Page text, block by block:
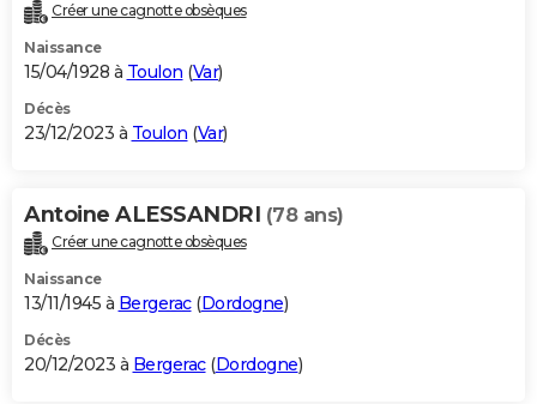
Créer une cagnotte obsèques
Naissance
15/04/1928 à Toulon (Var)
Décès
23/12/2023 à Toulon (Var)
Antoine ALESSANDRI (78 ans)
Créer une cagnotte obsèques
Naissance
13/11/1945 à Bergerac(Dordogne)
Décès
20/12/2023 à Bergerac(Dordogne)